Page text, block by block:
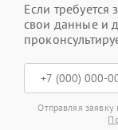
Если требуется
свои данные и
Отправляя заявку